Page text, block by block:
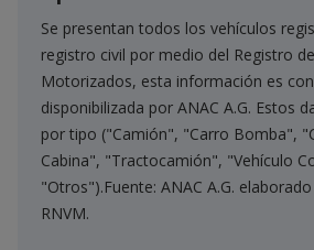
Se presentan todos los vehículos
registro civil por medio del Registro
Motorizados, esta información es
disponibilizada por ANAC A.G. Estos
por tipo ("Camión", "Carro Bomba",
Cabina", "Tractocamión", "Vehículo
"Otros").Fuente: ANAC A.G.
RNVM.